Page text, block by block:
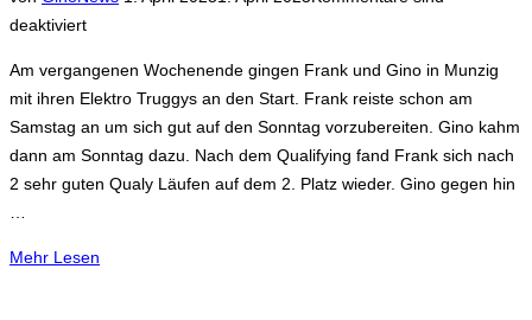
deaktiviert
Am vergangenen Wochenende gingen Frank und Gino in Munzig
mit ihren Elektro Truggys an den Start. Frank reiste schon am
Samstag an um sich gut auf den Sonntag vorzubereiten. Gino kahm
dann am Sonntag dazu. Nach dem Qualifying fand Frank sich nach
2 sehr guten Qualy Läufen auf dem 2. Platz wieder. Gino gegen hin
…
Mehr über
Lesen